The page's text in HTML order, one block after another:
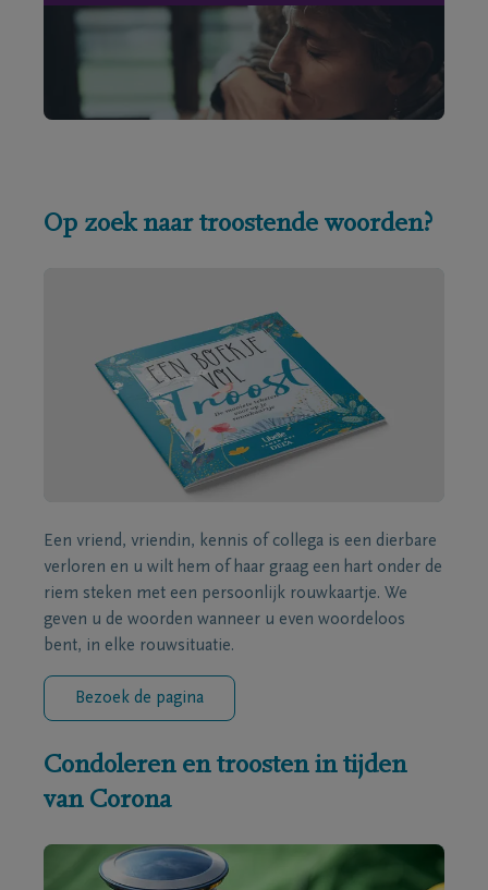
Op zoek naar troostende woorden?
Een vriend, vriendin, kennis of collega is een dierbare
verloren en u wilt hem of haar graag een hart onder de
riem steken met een persoonlijk rouwkaartje. We
geven u de woorden wanneer u even woordeloos
bent, in elke rouwsituatie.
Bezoek de pagina
Condoleren en troosten in tijden
van Corona